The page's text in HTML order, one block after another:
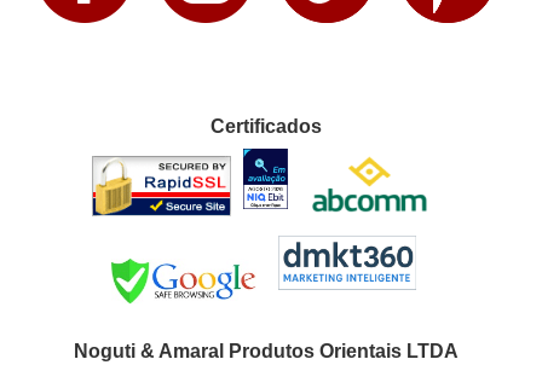
Certificados
Noguti & Amaral Produtos Orientais LTDA